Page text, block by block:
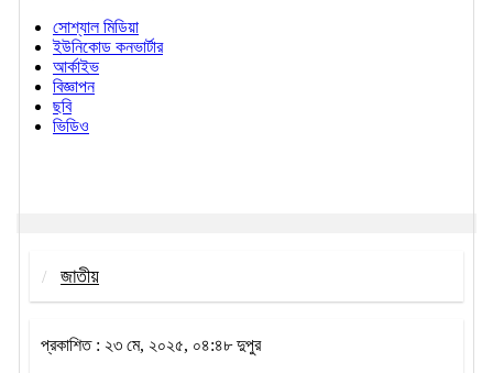
সোশ্যাল মিডিয়া
ইউনিকোড কনভার্টার
আর্কাইভ
বিজ্ঞাপন
ছবি
ভিডিও
জাতীয়
প্রকাশিত : ২৩ মে, ২০২৫, ০৪:৪৮ দুপুর